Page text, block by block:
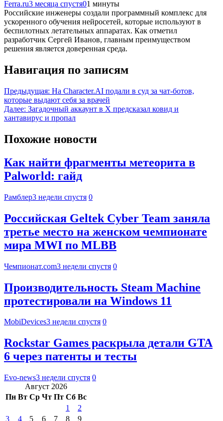
Ferra.ru3 месяца спустя01 минуты
Российские инженеры создали программный комплекс для
ускоренного обучения нейросетей, которые используют в
беспилотных летательных аппаратах. Как отметил
разработчик Сергей Иванов, главным преимуществом
решения является доверенная среда.
Навигация по записям
Предыдущая: На Character.AI подали в суд за чат-ботов,
которые выдают себя за врачей
Далее: Загадочный аккаунт в X предсказал ковид и
хантавирус и пропал
Похожие новости
Как найти фрагменты метеорита в
Palworld: гайд
Рамблер3 недели спустя 0
Российская Geltek Cyber Team заняла
третье место на женском чемпионате
мира MWI по MLBB
Чемпионат.com3 недели спустя 0
Производительность Steam Machine
протестировали на Windows 11
MobiDevices3 недели спустя 0
Rockstar Games раскрыла детали GTA
6 через патенты и тесты
Evo-news3 недели спустя 0
Август 2026
Пн Вт Ср Чт Пт Сб Вс
1
2
3
4 5 6 7 8 9